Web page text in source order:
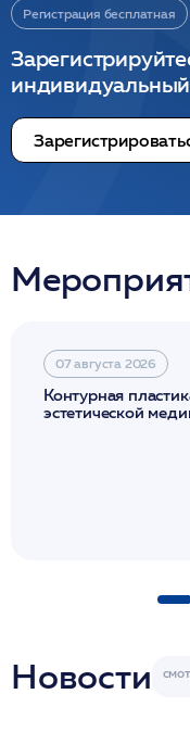
Регистрация бесплатная
индивидуальный
07 августа 2026
Контурная
эстетической
Новости